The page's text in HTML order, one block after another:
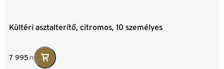
Kültéri asztalterítő, citromos, 10 személyes
7 995 Ft